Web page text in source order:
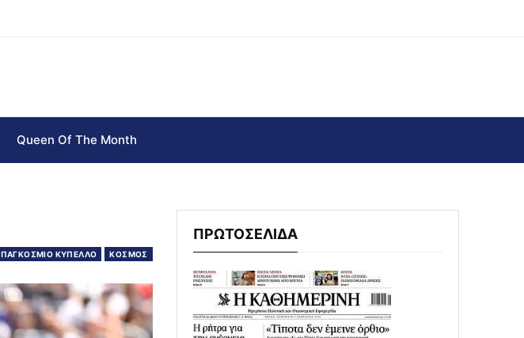
Queen Of The Month
ΠΑΓΚΟΣΜΙΟ ΚΥΠΕΛΛΟ ΚΟΣΜΟΣ
ΠΡΩΤΟΣΕΛΙΔΑ